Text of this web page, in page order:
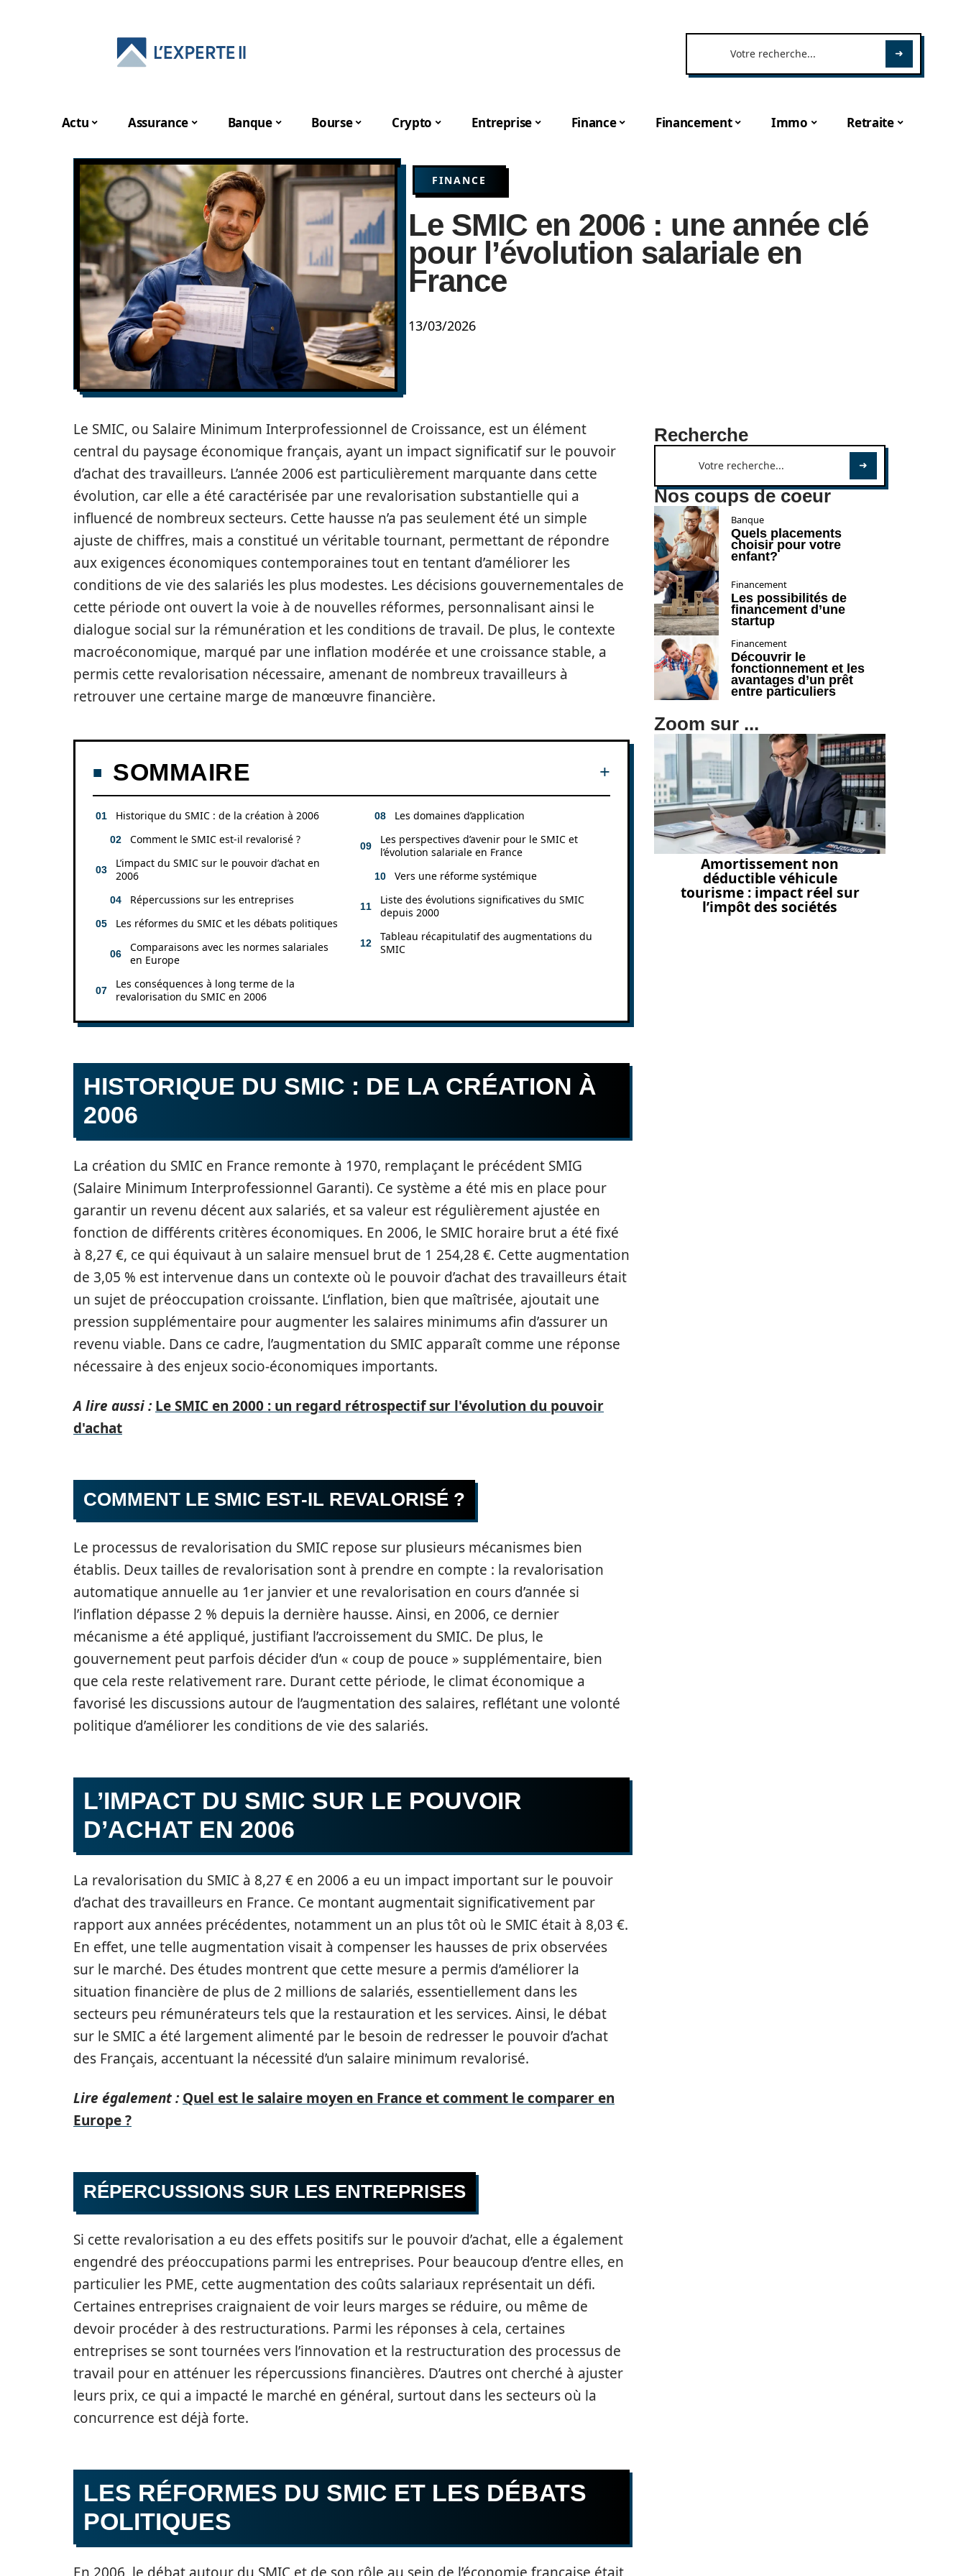
Actu Assurance Banque Bourse Crypto Entreprise Finance Financement Immo Retraite
FINANCE
Le SMIC en 2006 : une année clé
pour l’évolution salariale en
France
13/03/2026
Le SMIC, ou Salaire Minimum Interprofessionnel de Croissance, est un élément
central du paysage économique français, ayant un impact significatif sur le pouvoir
d’achat des travailleurs. L’année 2006 est particulièrement marquante dans cette
évolution, car elle a été caractérisée par une revalorisation substantielle qui a
influencé de nombreux secteurs. Cette hausse n’a pas seulement été un simple
ajuste de chiffres, mais a constitué un véritable tournant, permettant de répondre
aux exigences économiques contemporaines tout en tentant d’améliorer les
conditions de vie des salariés les plus modestes. Les décisions gouvernementales de
cette période ont ouvert la voie à de nouvelles réformes, personnalisant ainsi le
dialogue social sur la rémunération et les conditions de travail. De plus, le contexte
macroéconomique, marqué par une inflation modérée et une croissance stable, a
permis cette revalorisation nécessaire, amenant de nombreux travailleurs à
retrouver une certaine marge de manœuvre financière.
SOMMAIRE
Historique du SMIC : de la création à 2006
Comment le SMIC est-il revalorisé ?
L’impact du SMIC sur le pouvoir d’achat en
2006
Répercussions sur les entreprises
Les réformes du SMIC et les débats politiques
Comparaisons avec les normes salariales
en Europe
Les conséquences à long terme de la
revalorisation du SMIC en 2006
Les domaines d’application
Les perspectives d’avenir pour le SMIC et
l’évolution salariale en France
Vers une réforme systémique
Liste des évolutions significatives du SMIC
depuis 2000
Tableau récapitulatif des augmentations du
SMIC
HISTORIQUE DU SMIC : DE LA CRÉATION À
2006
La création du SMIC en France remonte à 1970, remplaçant le précédent SMIG
(Salaire Minimum Interprofessionnel Garanti). Ce système a été mis en place pour
garantir un revenu décent aux salariés, et sa valeur est régulièrement ajustée en
fonction de différents critères économiques. En 2006, le SMIC horaire brut a été fixé
à 8,27 €, ce qui équivaut à un salaire mensuel brut de 1 254,28 €. Cette augmentation
de 3,05 % est intervenue dans un contexte où le pouvoir d’achat des travailleurs était
un sujet de préoccupation croissante. L’inflation, bien que maîtrisée, ajoutait une
pression supplémentaire pour augmenter les salaires minimums afin d’assurer un
revenu viable. Dans ce cadre, l’augmentation du SMIC apparaît comme une réponse
nécessaire à des enjeux socio-économiques importants.
A lire aussi : Le SMIC en 2000 : un regard rétrospectif sur l'évolution du pouvoir
d'achat
COMMENT LE SMIC EST-IL REVALORISÉ ?
Le processus de revalorisation du SMIC repose sur plusieurs mécanismes bien
établis. Deux tailles de revalorisation sont à prendre en compte : la revalorisation
automatique annuelle au 1er janvier et une revalorisation en cours d’année si
l’inflation dépasse 2 % depuis la dernière hausse. Ainsi, en 2006, ce dernier
mécanisme a été appliqué, justifiant l’accroissement du SMIC. De plus, le
gouvernement peut parfois décider d’un « coup de pouce » supplémentaire, bien
que cela reste relativement rare. Durant cette période, le climat économique a
favorisé les discussions autour de l’augmentation des salaires, reflétant une volonté
politique d’améliorer les conditions de vie des salariés.
L’IMPACT DU SMIC SUR LE POUVOIR
D’ACHAT EN 2006
La revalorisation du SMIC à 8,27 € en 2006 a eu un impact important sur le pouvoir
d’achat des travailleurs en France. Ce montant augmentait significativement par
rapport aux années précédentes, notamment un an plus tôt où le SMIC était à 8,03 €.
En effet, une telle augmentation visait à compenser les hausses de prix observées
sur le marché. Des études montrent que cette mesure a permis d’améliorer la
situation financière de plus de 2 millions de salariés, essentiellement dans les
secteurs peu rémunérateurs tels que la restauration et les services. Ainsi, le débat
sur le SMIC a été largement alimenté par le besoin de redresser le pouvoir d’achat
des Français, accentuant la nécessité d’un salaire minimum revalorisé.
Lire également : Quel est le salaire moyen en France et comment le comparer en
Europe ?
RÉPERCUSSIONS SUR LES ENTREPRISES
Si cette revalorisation a eu des effets positifs sur le pouvoir d’achat, elle a également
engendré des préoccupations parmi les entreprises. Pour beaucoup d’entre elles, en
particulier les PME, cette augmentation des coûts salariaux représentait un défi.
Certaines entreprises craignaient de voir leurs marges se réduire, ou même de
devoir procéder à des restructurations. Parmi les réponses à cela, certaines
entreprises se sont tournées vers l’innovation et la restructuration des processus de
travail pour en atténuer les répercussions financières. D’autres ont cherché à ajuster
leurs prix, ce qui a impacté le marché en général, surtout dans les secteurs où la
concurrence est déjà forte.
LES RÉFORMES DU SMIC ET LES DÉBATS
POLITIQUES
Recherche
Nos coups de coeur
Banque
Quels placements
choisir pour votre
enfant?
Financement
Les possibilités de
financement d’une
startup
Financement
Découvrir le
fonctionnement et les
avantages d’un prêt
entre particuliers
Zoom sur ...
Amortissement non
déductible véhicule
tourisme : impact réel sur
l’impôt des sociétés